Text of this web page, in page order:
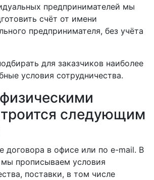
предпринимателей мы
счёт от имени
предпринимателя, без учёта
для заказчиков наиболее
условия сотрудничества.
следующим
договора в офисе или по e-mail. В
прописываем условия
поставки, в том числе